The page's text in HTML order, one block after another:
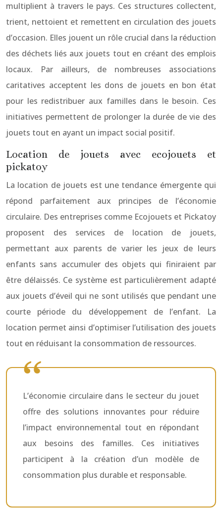
multiplient à travers le pays. Ces structures collectent,
trient, nettoient et remettent en circulation des jouets
d’occasion. Elles jouent un rôle crucial dans la réduction
des déchets liés aux jouets tout en créant des emplois
locaux. Par ailleurs, de nombreuses associations
caritatives acceptent les dons de jouets en bon état
pour les redistribuer aux familles dans le besoin. Ces
initiatives permettent de prolonger la durée de vie des
jouets tout en ayant un impact social positif.
Location de jouets avec ecojouets et
pickatoy
La location de jouets est une tendance émergente qui
répond parfaitement aux principes de l’économie
circulaire. Des entreprises comme Ecojouets et Pickatoy
proposent des services de location de jouets,
permettant aux parents de varier les jeux de leurs
enfants sans accumuler des objets qui finiraient par
être délaissés. Ce système est particulièrement adapté
aux jouets d’éveil qui ne sont utilisés que pendant une
courte période du développement de l’enfant. La
location permet ainsi d’optimiser l’utilisation des jouets
tout en réduisant la consommation de ressources.
L’économie circulaire dans le secteur du jouet
offre des solutions innovantes pour réduire
l’impact environnemental tout en répondant
aux besoins des familles. Ces initiatives
participent à la création d’un modèle de
consommation plus durable et responsable.